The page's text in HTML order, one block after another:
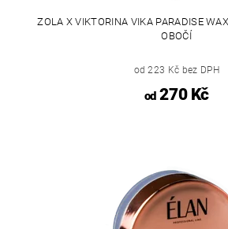
ZOLA X VIKTORINA VIKA PARADISE
OBOČÍ
od 223 Kč bez DPH
od270 Kč